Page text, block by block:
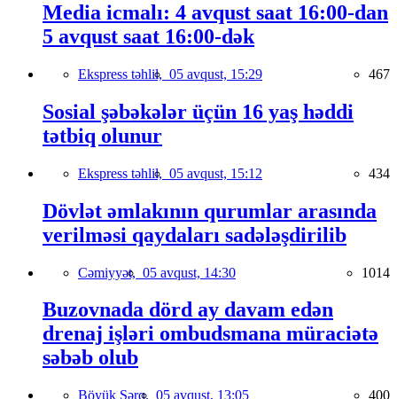
Media icmalı: 4 avqust saat 16:00-dan
5 avqust saat 16:00-dək
Ekspress təhlil, 05 avqust, 15:29 467
Sosial şəbəkələr üçün 16 yaş həddi
tətbiq olunur
Ekspress təhlil, 05 avqust, 15:12 434
Dövlət əmlakının qurumlar arasında
verilməsi qaydaları sadələşdirilib
Cəmiyyət, 05 avqust, 14:30 1014
Buzovnada dörd ay davam edən
drenaj işləri ombudsmana müraciətə
səbəb olub
Böyük Şərq, 05 avqust, 13:05 400